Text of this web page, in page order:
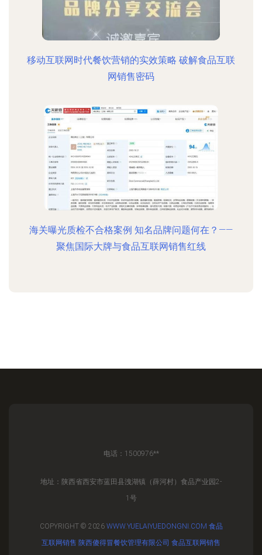
移动互联网时代餐饮营销的实效策略 破解食品互联
网销售密码
海关曝光质检不合格案例 知名品牌问题何在？——
聚焦国际大牌与食品互联网销售红线
电话：1500976**
地址：陕西省西安市蓝田县洩湖镇（薛河村）食品产业园2-
1号
COPYRIGHT © 2026 WWW.YUELAIYUEDONGNI.COM 食品
互联网销售 陕西傻得冒餐饮管理有限公司 食品互联网销售